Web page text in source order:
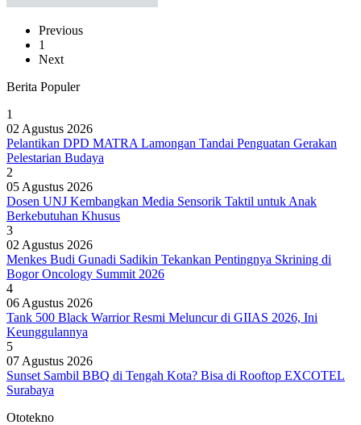
Previous
1
Next
Berita Populer
1
02 Agustus 2026
Pelantikan DPD MATRA Lamongan Tandai Penguatan Gerakan
Pelestarian Budaya
2
05 Agustus 2026
Dosen UNJ Kembangkan Media Sensorik Taktil untuk Anak
Berkebutuhan Khusus
3
02 Agustus 2026
Menkes Budi Gunadi Sadikin Tekankan Pentingnya Skrining di
Bogor Oncology Summit 2026
4
06 Agustus 2026
Tank 500 Black Warrior Resmi Meluncur di GIIAS 2026, Ini
Keunggulannya
5
07 Agustus 2026
Sunset Sambil BBQ di Tengah Kota? Bisa di Rooftop EXCOTEL
Surabaya
Ototekno